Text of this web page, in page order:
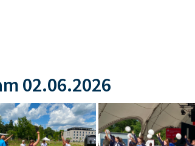
02.06.2026